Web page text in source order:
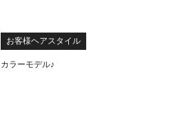
お客様ヘアスタイル
カラーモデル♪